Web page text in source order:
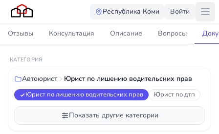
Республика Коми Войти
Отзывы Консультация Описание Вопросы
КАТЕГОРИЯ
Автоюрист Юрист по лишению водительских прав
Юрист по лишению водительских прав Юрист по дтп
Показать другие категории